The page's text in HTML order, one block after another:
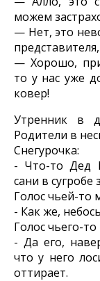
можем
— Нет, это
— Хорошо,
то у нас уже
ковер!
Утренник в
Родители в
Снегурочка:
- Что-то Дед
сани в сугробе
Голос чьей-то
- Как же,
Голос чьего-
- Да его,
что у него
оттирает.